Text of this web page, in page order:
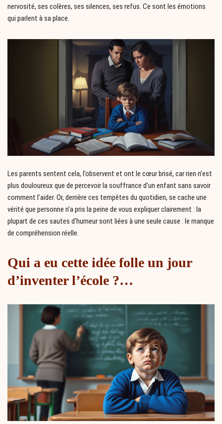
nervosité, ses colères, ses silences, ses refus. Ce sont les émotions
qui parlent à sa place.
Les parents sentent cela, l’observent et ont le cœur brisé, car rien n’est
plus douloureux que de percevoir la souffrance d’un enfant sans savoir
comment l’aider. Or, derrière ces tempêtes du quotidien, se cache une
vérité que personne n’a pris la peine de vous expliquer clairement : la
plupart de ces sautes d’humeur sont liées à une seule cause : le manque
de compréhension réelle.
Qui a eu cette idée folle un jour
d’inventer l’école ?…